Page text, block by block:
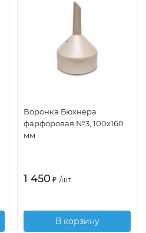
Воронка Бюхнера
фарфоровая №3, 100х160
мм
1 450 ₽ /шт.
В корзину